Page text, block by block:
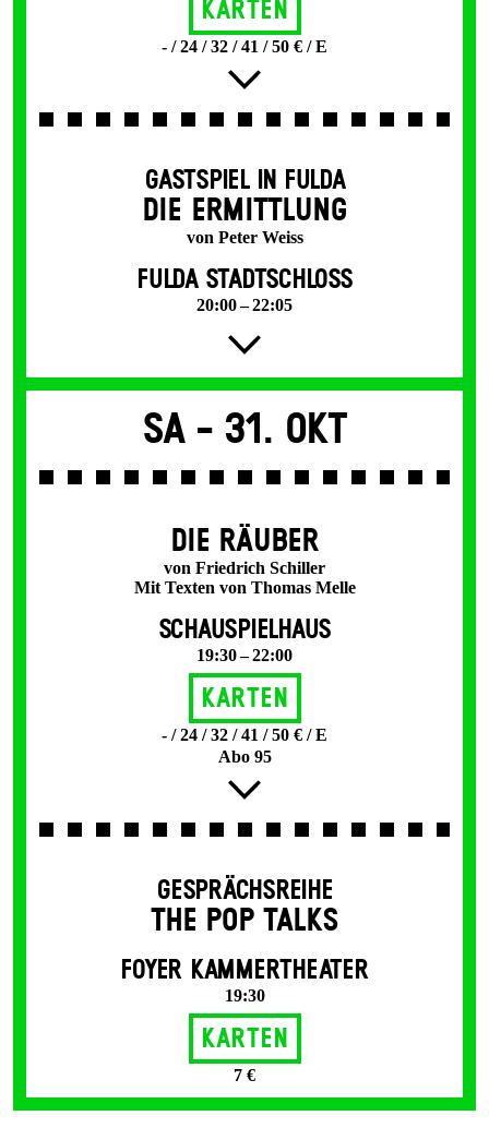
Karten
- / 24 / 32 / 41 / 50 € / E
GASTSPIEL IN FULDA
DIE ERMITTLUNG
von Peter Weiss
FULDA STADTSCHLOSS
20:00 – 22:05
Sa - 31. Okt
DIE RÄUBER
von Friedrich Schiller
Mit Texten von Thomas Melle
SCHAUSPIELHAUS
19:30 – 22:00
Karten
- / 24 / 32 / 41 / 50 € / E
Abo 95
GESPRÄCHSREIHE
THE POP TALKS
FOYER KAMMERTHEATER
19:30
Karten
7 €